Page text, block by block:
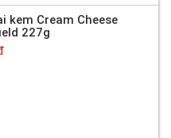
kem Cream Cheese
227g